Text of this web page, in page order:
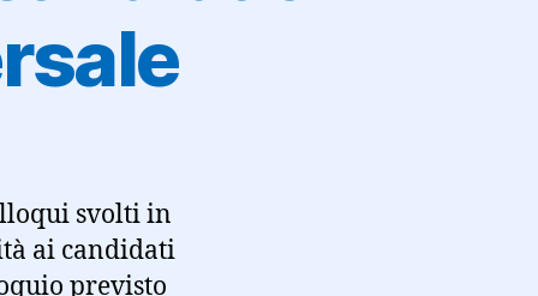
svolti in
ai candidati
previsto